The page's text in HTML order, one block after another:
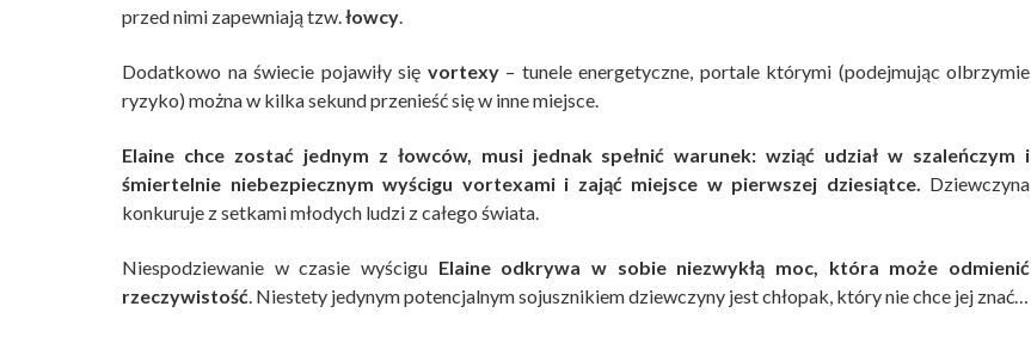
przed nimi zapewniają tzw.łowcy.
Dodatkowo na świecie pojawiły się vortexy – tunele energetyczne, portale którymi (podejmując olbrzymie
ryzyko) można w kilka sekund przenieść się w inne miejsce.
Elaine chce zostać jednym z łowców, musi jednak spełnić warunek: wziąć udział w szaleńczym i
śmiertelnie niebezpiecznym wyścigu vortexami i zająć miejsce w pierwszej dziesiątce. Dziewczyna
konkuruje z setkami młodych ludzi z całego świata.
Niespodziewanie w czasie wyścigu Elaine odkrywa w sobie niezwykłą moc, która może odmienić
rzeczywistość. Niestety jedynym potencjalnym sojusznikiem dziewczyny jest chłopak, który nie chce jej znać…